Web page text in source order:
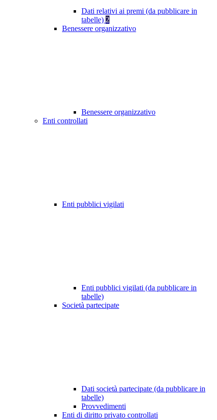
Dati relativi ai premi (da pubblicare in
tabelle) 2
Benessere organizzativo
Benessere organizzativo
Enti controllati
Enti pubblici vigilati
Enti pubblici vigilati (da pubblicare in
tabelle)
Società partecipate
Dati società partecipate (da pubblicare in
tabelle)
Provvedimenti
Enti di diritto privato controllati